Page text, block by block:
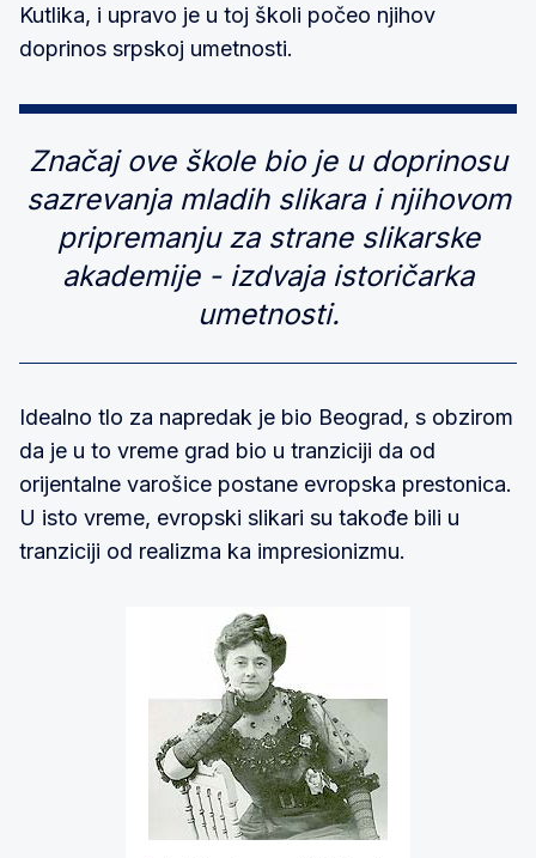
Kutlika, i upravo je u toj školi počeo njihov
doprinos srpskoj umetnosti.
Značaj ove škole bio je u doprinosu
sazrevanja mladih slikara i njihovom
pripremanju za strane slikarske
akademije - izdvaja istoričarka
umetnosti.
Idealno tlo za napredak je bio Beograd, s obzirom
da je u to vreme grad bio u tranziciji da od
orijentalne varošice postane evropska prestonica.
U isto vreme, evropski slikari su takođe bili u
tranziciji od realizma ka impresionizmu.